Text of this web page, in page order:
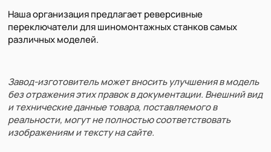
Наша организация предлагает реверсивные
переключатели для шиномонтажных станков самых
различных моделей.
Завод-изготовитель может вносить улучшения в модель
без отражения этих правок в документации. Внешний вид
и технические данные товара, поставляемого в
реальности, могут не полностью соответствовать
изображениям и тексту на сайте.